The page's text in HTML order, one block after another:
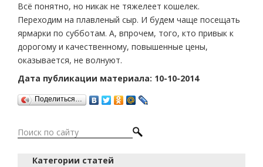
Всё понятно, но никак не тяжелеет кошелек.
Переходим на плавленый сыр. И будем чаще посещать
ярмарки по субботам. А, впрочем, того, кто привык к
дорогому и качественному, повышенные цены,
оказывается, не волнуют.
Дата публикации материала: 10-10-2014
Поделиться…
Категории статей